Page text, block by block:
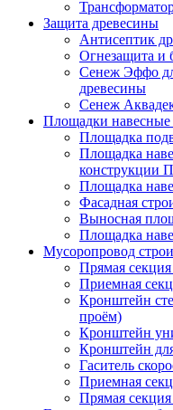
Защита древесины
Антисептик
Огнезащита и
Сенеж Эффо
древесины
Сенеж
Площадки
Площадка
Площадка
конструкции
Площадка
Фасадная
Выносная
Площадка
Мусоропровод
Прямая
Приемная
Кронштейн
проём)
Кронштейн
Кронштейн
Гаситель
Приемная
Прямая